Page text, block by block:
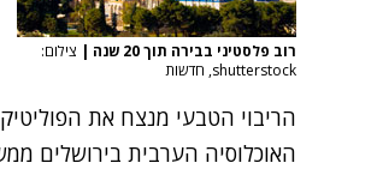
רוב פלסטיני בבירה תוך 20 שנה | צילום:
shutterstock, חדשות
האוכלוסיה הערבית בירושלים